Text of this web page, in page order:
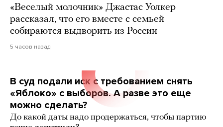
«Веселый молочник» Джастас Уолкер
рассказал, что его вместе с семьей
собираются выдворить из России
5 часов назад
В суд подали иск с требованием снять
«Яблоко» с выборов. А разве это еще
можно сделать?
До какой даты надо продержаться, чтобы партию